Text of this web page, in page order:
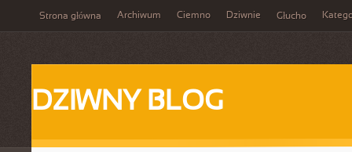
Strona główna Archiwum Ciemno Dziwnie Głucho
DZIWNY BLOG